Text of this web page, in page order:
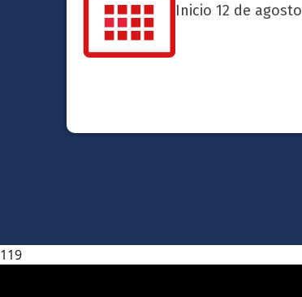
Inicio 12 de agosto
119